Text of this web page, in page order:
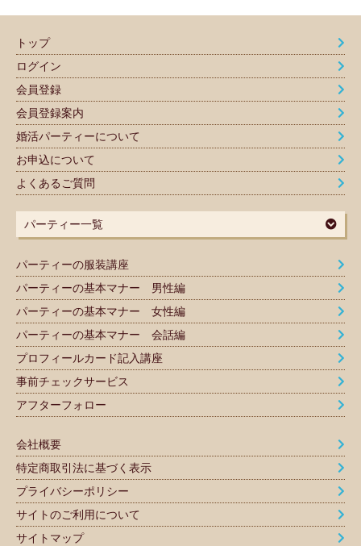
トップ
ログイン
会員登録
会員登録案内
婚活パーティーについて
お申込について
よくあるご質問
パーティー一覧
パーティーの服装講座
パーティーの基本マナー 男性編
パーティーの基本マナー 女性編
パーティーの基本マナー 会話編
プロフィールカード記入講座
事前チェックサービス
アフターフォロー
会社概要
特定商取引法に基づく表示
プライバシーポリシー
サイトのご利用について
サイトマップ